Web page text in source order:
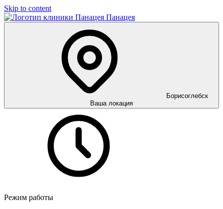
Skip to content
Панацея
Борисоглебск
Ваша локация
Режим работы